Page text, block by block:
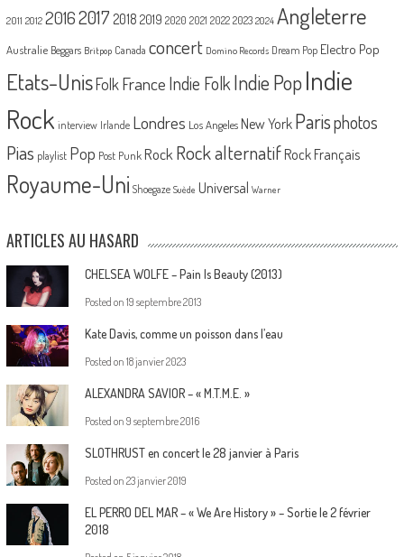
2011 2012 20162017 2018 2019 2020 2021 2022 2023 2024 Angleterre
Australie Beggars Britpop Canada concert Domino Records Dream Pop Electro Pop
Etats-UnisFolk France Indie Folk Indie PopIndie
Rock interview Irlande Londres Los Angeles New York Parisphotos
Pias playlist Pop Post Punk Rock Rock alternatif Rock Français
Royaume-Uni Shoegaze Suède Universal Warner
ARTICLES AU HASARD
CHELSEA WOLFE – Pain Is Beauty (2013)
Posted on 19 septembre 2013
Kate Davis, comme un poisson dans l’eau
Posted on 18 janvier 2023
ALEXANDRA SAVIOR – « M.T.M.E. »
Posted on 9 septembre 2016
SLOTHRUST en concert le 28 janvier à Paris
Posted on 23 janvier 2019
EL PERRO DEL MAR – « We Are History » – Sortie le 2 février
2018